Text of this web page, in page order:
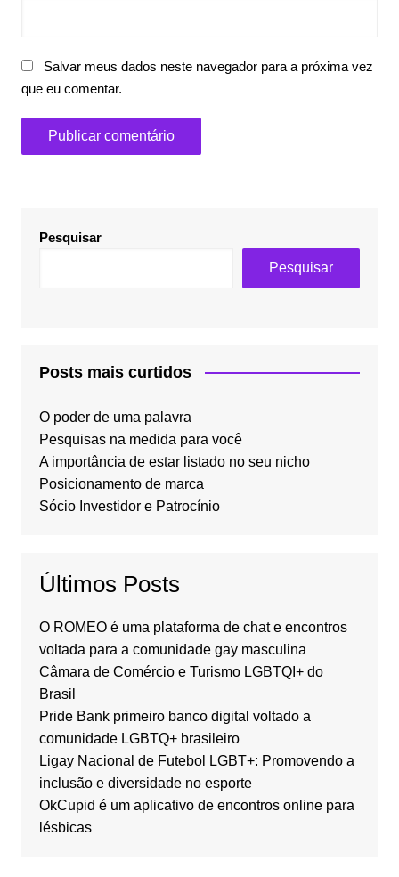
Salvar meus dados neste navegador para a próxima vez
que eu comentar.
Pesquisar
Pesquisar
Posts mais curtidos
O poder de uma palavra
Pesquisas na medida para você
A importância de estar listado no seu nicho
Posicionamento de marca
Sócio Investidor e Patrocínio
Últimos Posts
O ROMEO é uma plataforma de chat e encontros
voltada para a comunidade gay masculina
Câmara de Comércio e Turismo LGBTQI+ do
Brasil
Pride Bank primeiro banco digital voltado a
comunidade LGBTQ+ brasileiro
Ligay Nacional de Futebol LGBT+: Promovendo a
inclusão e diversidade no esporte
OkCupid é um aplicativo de encontros online para
lésbicas